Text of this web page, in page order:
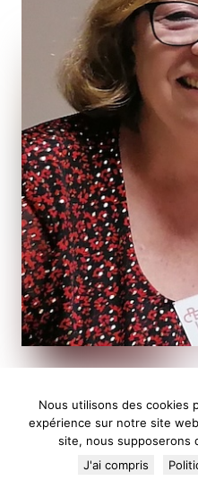
Nous utilisons des cookies
expérience sur notre site
site, nous supposerons
J'ai compris